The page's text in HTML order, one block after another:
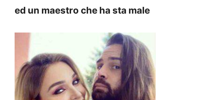
ed un maestro che ha sta male